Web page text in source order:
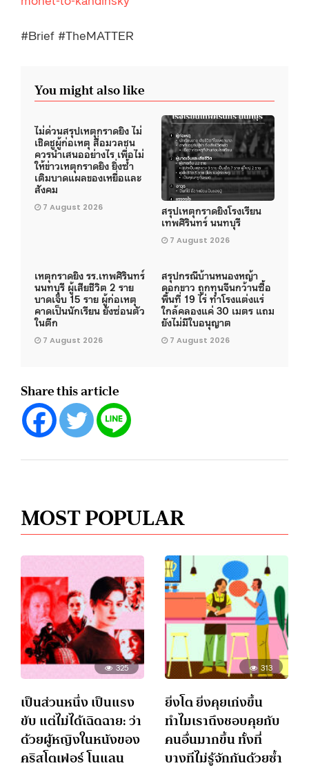
#Brief #TheMATTER
You might also like
ไม่ด่วนสรุปเหตุกราดยิง ไม่
เชิดชูผู้ก่อเหตุ สื่อมวลชน
ควรนำเสนออย่างไร เพื่อไม่
ให้ข่าวเหตุกราดยิง ยิ่งซ้ำ
เติมบาดแผลของเหยื่อและ
สังคม
7 August 2026
สรุปเหตุกราดยิงโรงเรียน
เทพศิรินทร์ นนทบุรี
7 August 2026
เหตุกราดยิง รร.เทพศิรินทร์
นนทบุรี ผู้เสียชีวิต 2 ราย
บาดเจ็บ 15 ราย ผู้ก่อเหตุ
คาดเป็นนักเรียน ยังซ่อนตัว
ในตึก
7 August 2026
สรุปกรณีบ้านหนองหญ้า
ดอกขาว ถูกทุนจีนกว้านซื้อ
พื้นที่ 19 ไร่ ทำโรงแต่งแร่
ใกล้คลองแค่ 30 เมตร แถม
ยังไม่มีใบอนุญาต
7 August 2026
Share this article
MOST POPULAR
325
เป็นส่วนหนึ่ง เป็นแรง
ขับ แต่ไม่ได้เฉิดฉาย: ว่า
ด้วยผู้หญิงในหนังของ
คริสโตเฟอร์ โนแลน
313
ยิ่งโต ยิ่งคุยเก่งขึ้น
ทำไมเราถึงชอบคุยกับ
คนอื่นมากขึ้น ทั้งที่
บางทีไม่รู้จักกันด้วยซ้ำ